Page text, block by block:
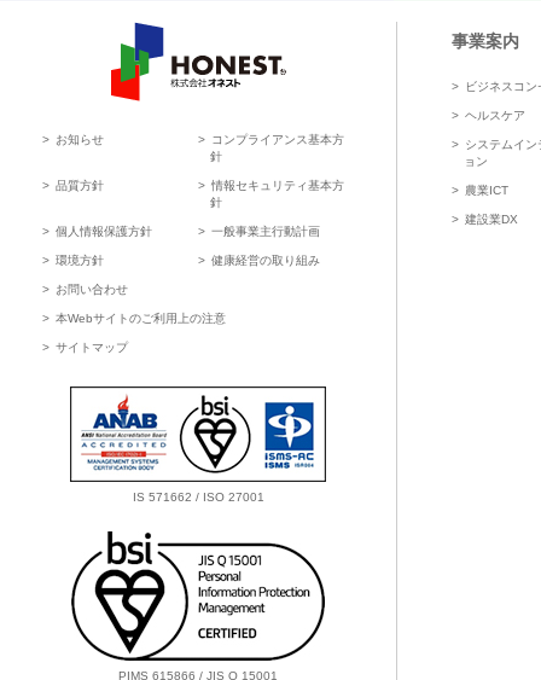
お知らせ
コンプライアンス基本方
針
品質方針
情報セキュリティ基本方
針
個人情報保護方針 一般事業主行動計画
環境方針 健康経営の取り組み
お問い合わせ
本Webサイトのご利用上の注意
サイトマップ
IS 571662 / ISO 27001
PIMS 615866 / JIS Q 15001
事業案内
ビジネスコン
ヘルスケア
システムイン
ョン
農業ICT
建設業DX